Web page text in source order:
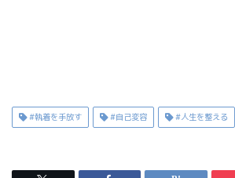
#執着を手放す #自己変容 #人生を整える